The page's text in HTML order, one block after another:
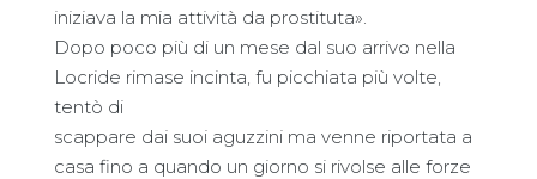
iniziava la mia attività da prostituta».
Dopo poco più di un mese dal suo arrivo nella
Locride rimase incinta, fu picchiata più volte,
tentò di
scappare dai suoi aguzzini ma venne riportata a
casa fino a quando un giorno si rivolse alle forze